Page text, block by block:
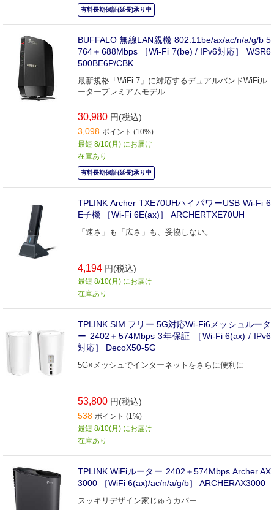
有料長期保証(延長)承り中
BUFFALO 無線LAN親機 802.11be/ax/ac/n/a/g/b 5
764＋688Mbps ［Wi-Fi 7(be) / IPv6対応］ WSR6
500BE6P/CBK
最新規格「WiFi 7」に対応するデュアルバンドWiFiル
ータープレミアムモデル
30,980 円(税込)
3,098 ポイント (10%)
最短 8/10(月) にお届け
在庫あり
有料長期保証(延長)承り中
TPLINK Archer TXE70UHハイパワーUSB Wi-Fi 6
E子機 ［Wi-Fi 6E(ax)］ ARCHERTXE70UH
「速さ」も「広さ」も、妥協しない。
4,194 円(税込)
最短 8/10(月) にお届け
在庫あり
TPLINK SIM フリー 5G対応Wi-Fi6メッシュルータ
ー 2402＋574Mbps 3年保証 ［Wi-Fi 6(ax) / IPv6
対応］ DecoX50-5G
5G×メッシュでインターネットをさらに便利に
53,800 円(税込)
538 ポイント (1%)
最短 8/10(月) にお届け
在庫あり
TPLINK WiFiルーター 2402＋574Mbps Archer AX
3000 ［WiFi 6(ax)/ac/n/a/g/b］ ARCHERAX3000
スッキリデザイン家じゅうカバー